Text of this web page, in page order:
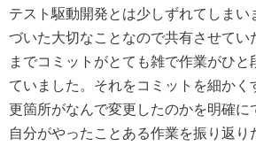
テスト駆動開発とは少しずれてしまい
づいた大切なことなので共有させてい
までコミットがとても雑で作業がひと
ていました。それをコミットを細かく
更箇所がなんで変更したのかを明確に
自分がやったことある作業を振り返り